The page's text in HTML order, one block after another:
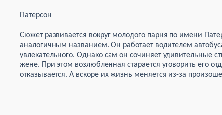
Патерсон
Сюжет развивается вокруг молодого парня по имени
аналогичным названием. Он работает водителем
увлекательного. Однако сам он сочиняет удивительные
жене. При этом возлюбленная старается уговорить его
отказывается. А вскоре их жизнь меняется из-за